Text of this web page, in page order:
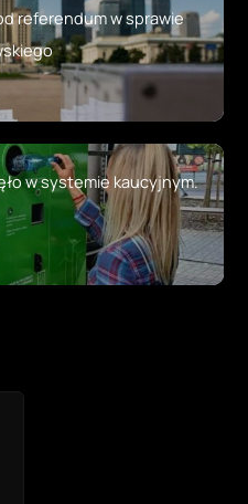
referendum w sprawie
w systemie kaucyjnym.